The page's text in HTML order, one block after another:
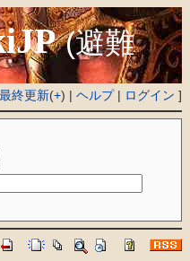
(避難
最終更新(+) |ヘルプ| ログイン ]